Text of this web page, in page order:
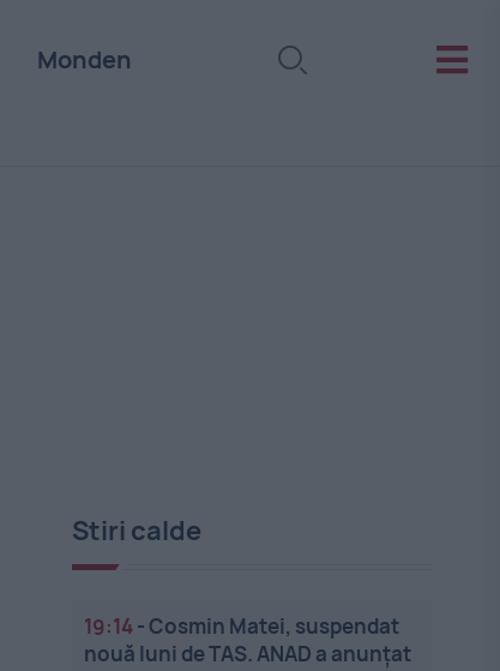
Monden
Stiri calde
19:14-Cosmin Matei, suspendat
nouă luni de TAS. ANAD a anunțat